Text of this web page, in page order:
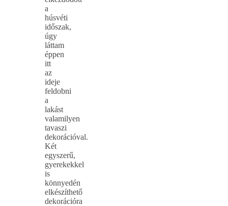
a
húsvéti
időszak,
úgy
láttam
éppen
itt
az
ideje
feldobni
a
lakást
valamilyen
tavaszi
dekorációval.
Két
egyszerű,
gyerekekkel
is
könnyedén
elkészíthető
dekorációra